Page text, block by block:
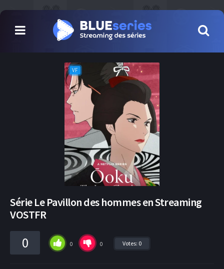
VF
Série Le Pavillon des hommes en Streaming
VOSTFR
0 0 0 Votes: 0